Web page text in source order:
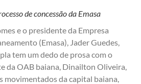
de concessão da Emasa
e o presidente da Empresa
(Emasa), Jader Guedes,
tem um dedo de prosa com o
da OAB baiana, Dinailton Oliveira,
movimentados da capital baiana,